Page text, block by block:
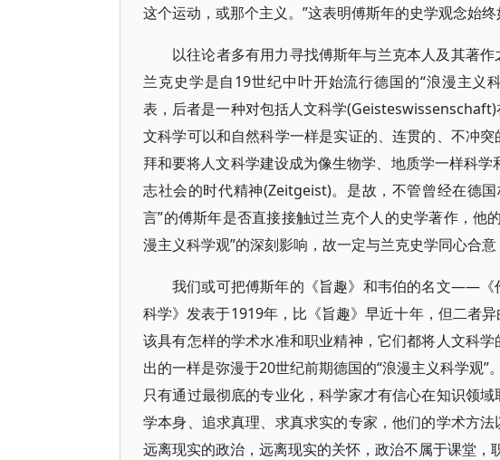
这个运动，或那个主义。”这表明傅斯年的史学观念始
以往论者多有用力寻找傅斯年与兰克本人及其著
兰克史学是自19世纪中叶开始流行德国的“浪漫主义
表，后者是一种对包括人文科学
文科学可以和自然科学一样是实证的、连贯的、不冲
拜和要将人文科学建设成为像生物学、地质学一样科
志社会的时代精神(Zeitgeist)。是故，不管曾经在德
言”的傅斯年是否直接接触过兰克个人的史学著作，他
漫主义科学观”的深刻影响，故一定与兰克史学同心合意
我们或可把傅斯年的《旨趣》和韦伯的名文——《
科学》发表于1919年，比《旨趣》早近十年，但二者
该具有怎样的学术水准和职业精神，它们都将人文科
出的一样是弥漫于20世纪前期德国的“浪漫主义科学观”
只有通过最彻底的专业化，科学家才有信心在知识领
学本身、追求真理、求真求实的专家，他们的学术方
远离现实的政治，远离现实的关怀，政治不属于课堂，